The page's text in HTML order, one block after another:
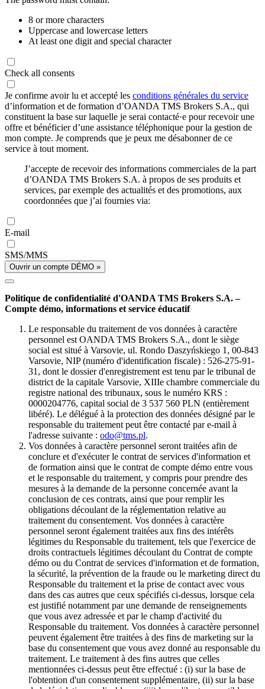
8 or more characters
Uppercase and lowercase letters
At least one digit and special character
Check all consents
Je confirme avoir lu et accepté les conditions générales du service
d’information et de formation d’OANDA TMS Brokers S.A., qui
constituent la base sur laquelle je serai contacté·e pour recevoir une
offre et bénéficier d’une assistance téléphonique pour la gestion de
mon compte. Je comprends que je peux me désabonner de ce
service à tout moment.
J’accepte de recevoir des informations commerciales de la part
d’OANDA TMS Brokers S.A. à propos de ses produits et
services, par exemple des actualités et des promotions, aux
coordonnées que j’ai fournies via:
E-mail
SMS/MMS
Ouvrir un compte DÉMO »
Politique de confidentialité d'OANDA TMS Brokers S.A. –
Compte démo, informations et service éducatif
Le responsable du traitement de vos données à caractère
personnel est OANDA TMS Brokers S.A., dont le siège
social est situé à Varsovie, ul. Rondo Daszyńskiego 1, 00-843
Varsovie, NIP (numéro d'identification fiscale) : 526-275-91-
31, dont le dossier d'enregistrement est tenu par le tribunal de
district de la capitale Varsovie, XIIIe chambre commerciale du
registre national des tribunaux, sous le numéro KRS :
0000204776, capital social de 3 537 560 PLN (entièrement
libéré). Le délégué à la protection des données désigné par le
responsable du traitement peut être contacté par e-mail à
l'adresse suivante : odo@tms.pl.
Vos données à caractère personnel seront traitées afin de
conclure et d'exécuter le contrat de services d'information et
de formation ainsi que le contrat de compte démo entre vous
et le responsable du traitement, y compris pour prendre des
mesures à la demande de la personne concernée avant la
conclusion de ces contrats, ainsi que pour remplir les
obligations découlant de la réglementation relative au
traitement du consentement. Vos données à caractère
personnel seront également traitées aux fins des intérêts
légitimes du Responsable du traitement, tels que l'exercice de
droits contractuels légitimes découlant du Contrat de compte
démo ou du Contrat de services d'information et de formation,
la sécurité, la prévention de la fraude ou le marketing direct du
Responsable du traitement et la prise de contact avec vous
dans des cas autres que ceux spécifiés ci-dessus, lorsque cela
est justifié notamment par une demande de renseignements
que vous avez adressée et par le champ d'activité du
Responsable du traitement. Vos données à caractère personnel
peuvent également être traitées à des fins de marketing sur la
base du consentement que vous avez donné au responsable du
traitement. Le traitement à des fins autres que celles
mentionnées ci-dessus peut être effectué : (i) sur la base de
l'obtention d'un consentement supplémentaire, (ii) sur la base